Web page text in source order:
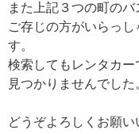
また上記３つの町の
ご存じの方がいらっ
す。
検索してもレンタカ
見つかりませんでした
どうぞよろしくお願い